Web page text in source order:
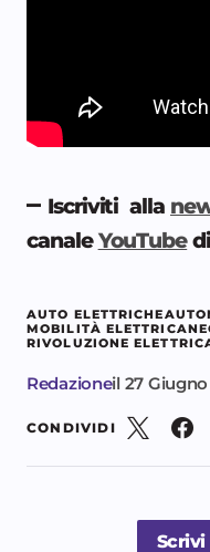
– Iscriviti alla
canaleYouTube
AUTO ELETTRICHE
MOBILITÀ ELETTRICA
RIVOLUZIONE
Redazioneil 27
CONDIVIDI